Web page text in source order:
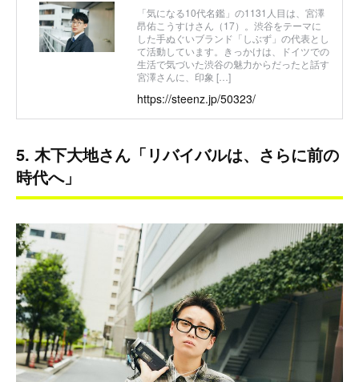
「気になる10代名鑑」の1131人目は、宮澤
昂佑こうすけさん（17）。渋谷をテーマに
した手ぬぐいブランド「しぶず」の代表とし
て活動しています。きっかけは、ドイツでの
生活で気づいた渋谷の魅力からだったと話す
宮澤さんに、印象 […]
https://steenz.jp/50323/
5. 木下大地さん「リバイバルは、さらに前の
時代へ」